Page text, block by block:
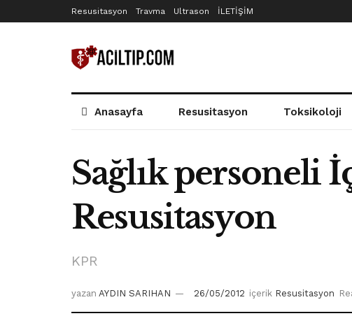
Resusitasyon Travma Ultrason İLETİŞİM
Anasayfa Resusitasyon Toksikoloji
Sağlık
Resusitasyon
KPR
yazan AYDIN SARIHAN 26/05/2012 içerik Resusitasyon